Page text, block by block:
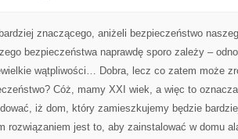
znaczącego, aniżeli bezpieczeństwo
bezpieczeństwa naprawdę sporo zależy –
wątpliwości… Dobra, lecz co zatem może
Cóż, mamy XXI wiek, a więc to
iż dom, który zamieszkujemy będzie
rozwiązaniem jest to, aby zainstalować w domu